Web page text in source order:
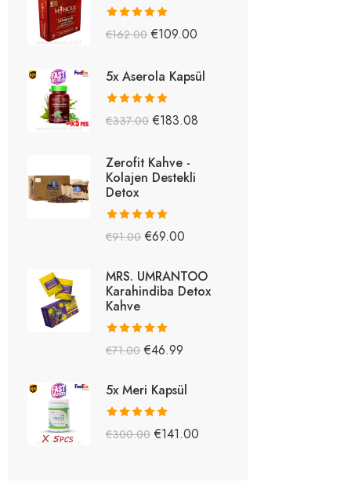
5 üzerinden
€162.00 €109.00
5x Aserola Kapsül
5 üzerinden
€337.00 €183.08
Zerofit Kahve -
Kolajen Destekli
Detox
5 üzerinden
€91.00 €69.00
MRS. UMRANTOO
Karahindiba Detox
Kahve
5 üzerinden
€71.00 €46.99
5x Meri Kapsül
5 üzerinden
€300.00 €141.00